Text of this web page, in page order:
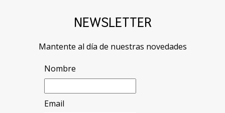
NEWSLETTER
Mantente al día de nuestras novedades
Nombre
Email